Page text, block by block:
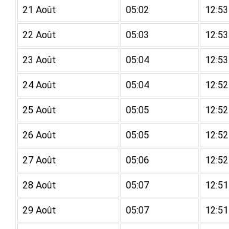
21 Août 05:02 12:53
22 Août 05:03 12:53
23 Août 05:04 12:53
24 Août 05:04 12:52
25 Août 05:05 12:52
26 Août 05:05 12:52
27 Août 05:06 12:52
28 Août 05:07 12:51
29 Août 05:07 12:51